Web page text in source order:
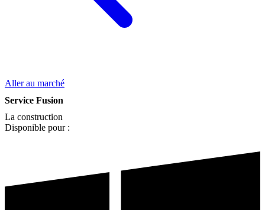
Aller au marché
Service Fusion
La construction
Disponible pour :